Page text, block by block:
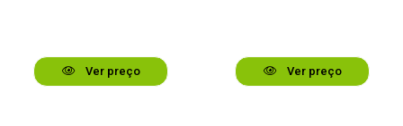
Ver preço Ver preço